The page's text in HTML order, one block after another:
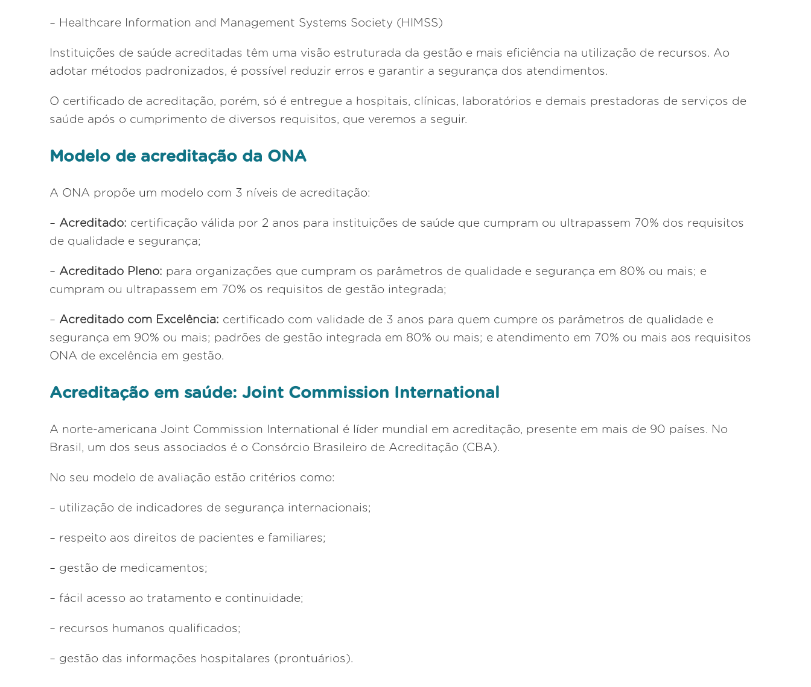
– Healthcare Information and Management Systems Society (HIMSS)
Instituições de saúde acreditadas têm uma visão estruturada da gestão e mais eficiência na utilização de recursos. Ao
adotar métodos padronizados, é possível reduzir erros e garantir a segurança dos atendimentos.
O certificado de acreditação, porém, só é entregue a hospitais, clínicas, laboratórios e demais prestadoras de serviços de
saúde após o cumprimento de diversos requisitos, que veremos a seguir.
Modelo de acreditação da ONA
A ONA propõe um modelo com 3 níveis de acreditação:
– Acreditado: certificação válida por 2 anos para instituições de saúde que cumpram ou ultrapassem 70% dos requisitos
de qualidade e segurança;
– Acreditado Pleno: para organizações que cumpram os parâmetros de qualidade e segurança em 80% ou mais; e
cumpram ou ultrapassem em 70% os requisitos de gestão integrada;
– Acreditado com Excelência: certificado com validade de 3 anos para quem cumpre os parâmetros de qualidade e
segurança em 90% ou mais; padrões de gestão integrada em 80% ou mais; e atendimento em 70% ou mais aos requisitos
ONA de excelência em gestão.
Acreditação em saúde: Joint Commission International
A norte-americana Joint Commission International é líder mundial em acreditação, presente em mais de 90 países. No
Brasil, um dos seus associados é o Consórcio Brasileiro de Acreditação (CBA).
No seu modelo de avaliação estão critérios como:
– utilização de indicadores de segurança internacionais;
– respeito aos direitos de pacientes e familiares;
– gestão de medicamentos;
– fácil acesso ao tratamento e continuidade;
– recursos humanos qualificados;
– gestão das informações hospitalares (prontuários).